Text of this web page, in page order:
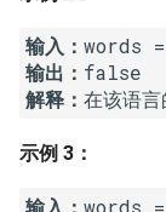
14.1. 剪绳子
14.2. 剪绳子 II
15. 二进制中 1 的
11. 和 1 个数相
12. 左右两边子
13. 二维子矩阵的
2.3. 删除中间节点
2.4. 分割链表
2.5. 链表求和
输入：
输出：
解释： 在该语
示例 3：
输入：